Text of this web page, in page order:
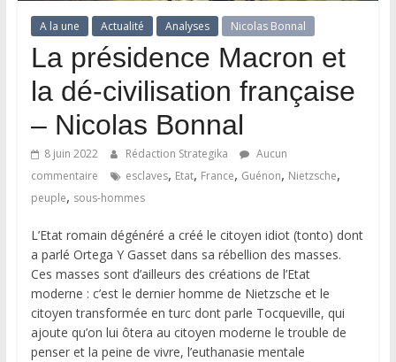
A la une Actualité Analyses Nicolas Bonnal
La présidence Macron et
la dé-civilisation française
– Nicolas Bonnal
8 juin 2022 Rédaction Strategika
Aucun
commentaire
esclaves, Etat, France, Guénon, Nietzsche,
peuple, sous-hommes
L’Etat romain dégénéré a créé le citoyen idiot (tonto) dont
a parlé Ortega Y Gasset dans sa rébellion des masses.
Ces masses sont d’ailleurs des créations de l’Etat
moderne : c’est le dernier homme de Nietzsche et le
citoyen transformée en turc dont parle Tocqueville, qui
ajoute qu’on lui ôtera au citoyen moderne le trouble de
penser et la peine de vivre, l’euthanasie mentale